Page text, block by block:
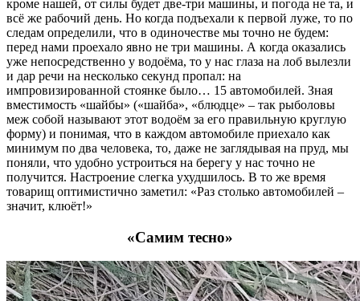
кроме нашей, от силы будет две-три машины, и погода не та, и
всё же рабочий день. Но когда подъехали к первой луже, то по
следам определили, что в одиночестве мы точно не будем:
перед нами проехало явно не три машины. А когда оказались
уже непосредственно у водоёма, то у нас глаза на лоб вылезли
и дар речи на несколько секунд пропал: на
импровизированной стоянке было… 15 автомобилей. Зная
вместимость «шайбы» («шайба», «блюдце» – так рыболовы
меж собой называют этот водоём за его правильную круглую
форму) и понимая, что в каждом автомобиле приехало как
минимум по два человека, то, даже не заглядывая на пруд, мы
поняли, что удобно устроиться на берегу у нас точно не
получится. Настроение слегка ухудшилось. В то же время
товарищ оптимистично заметил: «Раз столько автомобилей –
значит, клюёт!»
«Самим тесно»